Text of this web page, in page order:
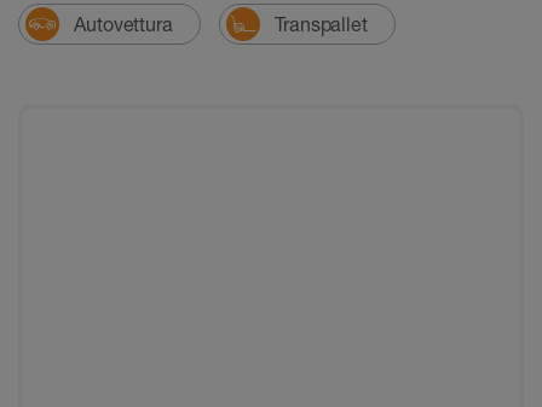
Autovettura Transpallet